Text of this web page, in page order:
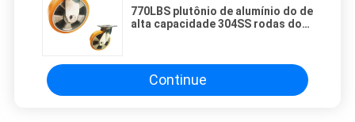
770LBS plutônio de alumínio do de
alta capacidade 304SS rodas do
Continue